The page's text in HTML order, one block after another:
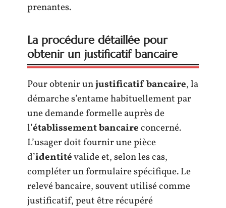
prenantes.
La procédure détaillée pour
obtenir un justificatif bancaire
Pour obtenir unjustificatif bancaire, la
démarche s’entame habituellement par
une demande formelle auprès de
l’établissement bancaireconcerné.
L’usager doit fournir une pièce
d’identitévalide et, selon les cas,
compléter un formulaire spécifique. Le
relevé bancaire, souvent utilisé comme
justificatif, peut être récupéré